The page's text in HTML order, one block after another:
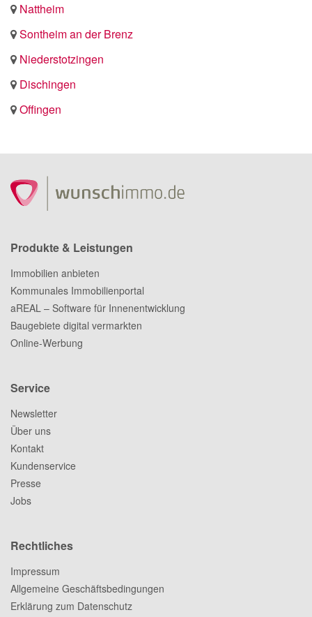
Nattheim
Sontheim an der Brenz
Niederstotzingen
Dischingen
Offingen
Produkte & Leistungen
Immobilien anbieten
Kommunales Immobilienportal
aREAL – Software für Innenentwicklung
Baugebiete digital vermarkten
Online-Werbung
Service
Newsletter
Über uns
Kontakt
Kundenservice
Presse
Jobs
Rechtliches
Impressum
Allgemeine Geschäftsbedingungen
Erklärung zum Datenschutz